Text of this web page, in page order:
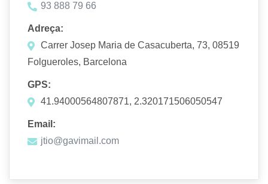
93 888 79 66
Adreça:
Carrer Josep Maria de Casacuberta, 73, 08519
Folgueroles, Barcelona
GPS:
41.94000564807871, 2.320171506050547
Email:
jtio@gavimail.com